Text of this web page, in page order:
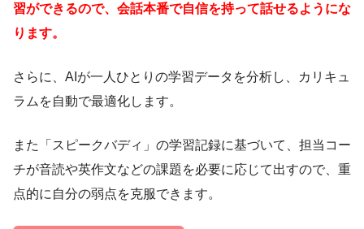
習ができるので、会話本番で自信を持って話せるようにな
ります。
さらに、AIが一人ひとりの学習データを分析し、カリキュ
ラムを自動で最適化します。
また「スピークバディ」の学習記録に基づいて、担当コー
チが音読や英作文などの課題を必要に応じて出すので、重
点的に自分の弱点を克服できます。